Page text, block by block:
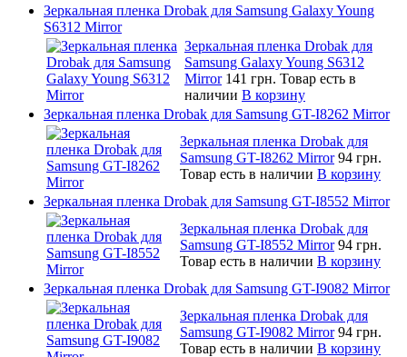
Зеркальная пленка Drobak для Samsung Galaxy Young
S6312 Mirror
Зеркальная пленка Drobak для
Samsung Galaxy Young S6312
Mirror 141 грн. Товар есть в
наличии В корзину
Зеркальная пленка Drobak для Samsung GT-I8262 Mirror
Зеркальная пленка Drobak для
Samsung GT-I8262 Mirror 94 грн.
Товар есть в наличии В корзину
Зеркальная пленка Drobak для Samsung GT-I8552 Mirror
Зеркальная пленка Drobak для
Samsung GT-I8552 Mirror 94 грн.
Товар есть в наличии В корзину
Зеркальная пленка Drobak для Samsung GT-I9082 Mirror
Зеркальная пленка Drobak для
Samsung GT-I9082 Mirror 94 грн.
Товар есть в наличии В корзину